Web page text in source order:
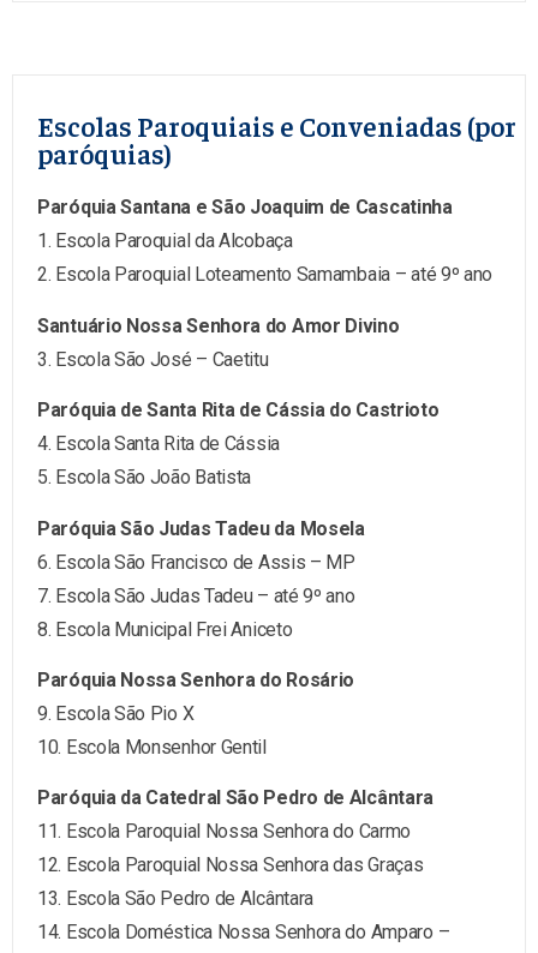
Escolas Paroquiais e Conveniadas (por
paróquias)
Paróquia Santana e São Joaquim de Cascatinha
1. Escola Paroquial da Alcobaça
2. Escola Paroquial Loteamento Samambaia – até 9º ano
Santuário Nossa Senhora do Amor Divino
3. Escola São José – Caetitu
Paróquia de Santa Rita de Cássia do Castrioto
4. Escola Santa Rita de Cássia
5. Escola São João Batista
Paróquia São Judas Tadeu da Mosela
6. Escola São Francisco de Assis – MP
7. Escola São Judas Tadeu – até 9º ano
8. Escola Municipal Frei Aniceto
Paróquia Nossa Senhora do Rosário
9. Escola São Pio X
10. Escola Monsenhor Gentil
Paróquia da Catedral São Pedro de Alcântara
11. Escola Paroquial Nossa Senhora do Carmo
12. Escola Paroquial Nossa Senhora das Graças
13. Escola São Pedro de Alcântara
14. Escola Doméstica Nossa Senhora do Amparo –